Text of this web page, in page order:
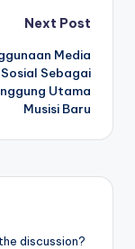
Next Post
Media
Sosial Sebagai
Utama
Musisi Baru
discussion?